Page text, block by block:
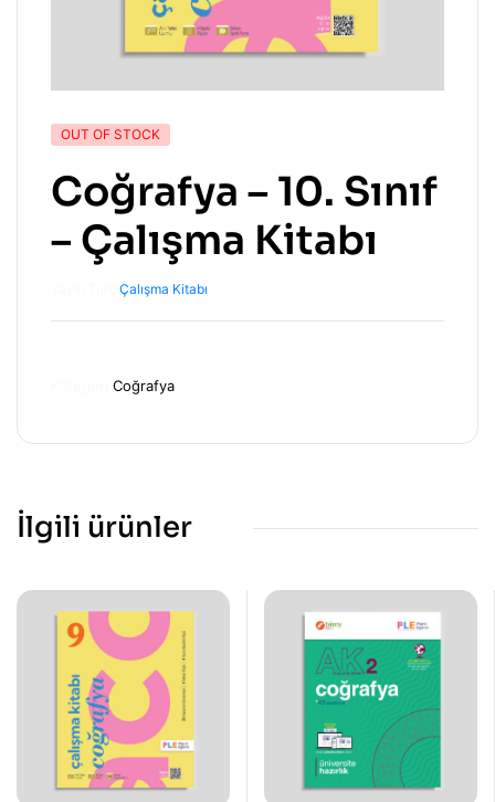
OUT OF STOCK
Coğrafya – 10. Sınıf
– Çalışma Kitabı
Çalışma Kitabı
Coğrafya
İlgili ürünler